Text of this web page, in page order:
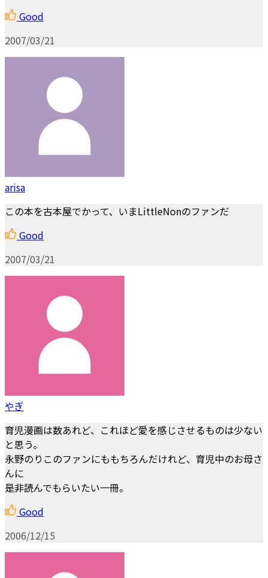
Good
2007/03/21
arisa
この本を古本屋でかって、いまLittleNonのファンだ
Good
2007/03/21
やぎ
育児漫画は数あれど、これほど愛を感じさせるものは少ない
と思う。
永野のりこのファンにももちろんだけれど、育児中のお母さ
んに
是非読んでもらいたい一冊。
Good
2006/12/15